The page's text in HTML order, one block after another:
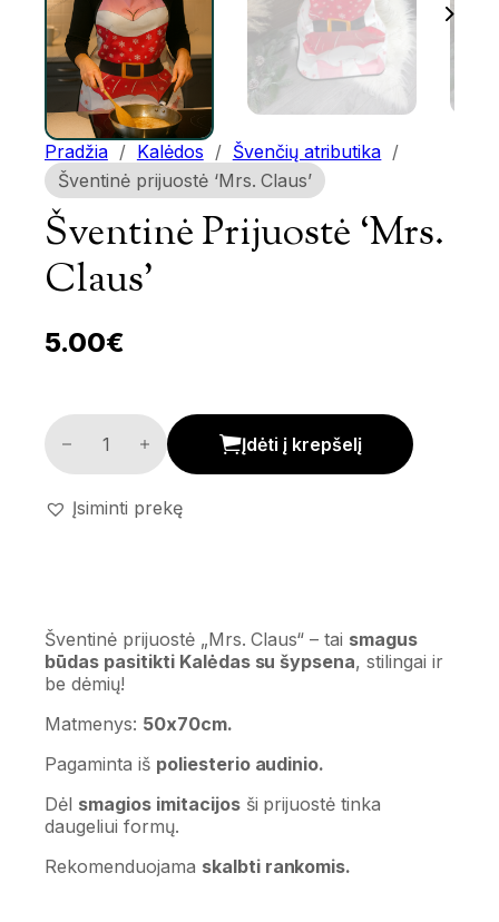
Pradžia / Kalėdos / Švenčių atributika /
Šventinė prijuostė ‘Mrs. Claus’
Šventinė Prijuostė ‘Mrs.
Claus’
5.00€
Šventinė prijuostė 'Mrs. Claus' kiekis
Įdėti į krepšelį
Įsiminti prekę
Šventinė prijuostė „Mrs. Claus“ – tai smagus
būdas pasitikti Kalėdas su šypsena, stilingai ir
be dėmių!
Matmenys: 50x70cm.
Pagaminta iš poliesterio audinio.
Dėl smagios imitacijosši prijuostė tinka
daugeliui formų.
Rekomenduojama skalbti rankomis.